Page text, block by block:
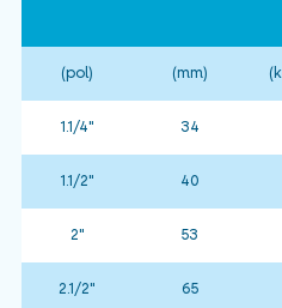
(pol) (mm)
1.1/4" 34
1.1/2" 40
2" 53
2.1/2" 65